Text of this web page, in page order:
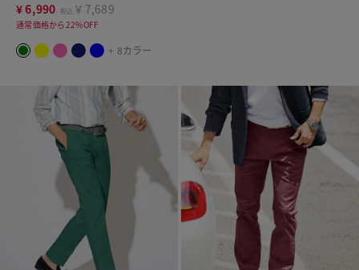
¥6,990 税込 ￥7,689
通常価格から22%OFF
+ 8カラー